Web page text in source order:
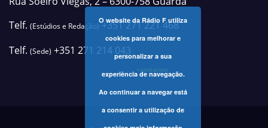
Telf. (Estúdios e Redação)+351 271 221 468
Telf. (Sede) +351 271 214 043
+contactos
O website da Rádio F utiliza
cookies para melhorar e
personalizar a sua
experiência de navegação.
Ao continuar a navegar está
a consentir a utilização de